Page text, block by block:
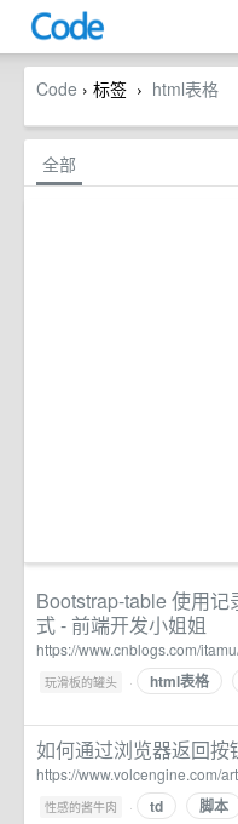
Code › 标签 › html表格
全部
Bootstrap-table 使用
式 - 前端开发小姐姐
https://www.cnblogs.com/
玩滑板的罐头 · html表格
如何通过浏览器返回
https://www.volcengine.com/
性感的酱牛肉 · td 脚本